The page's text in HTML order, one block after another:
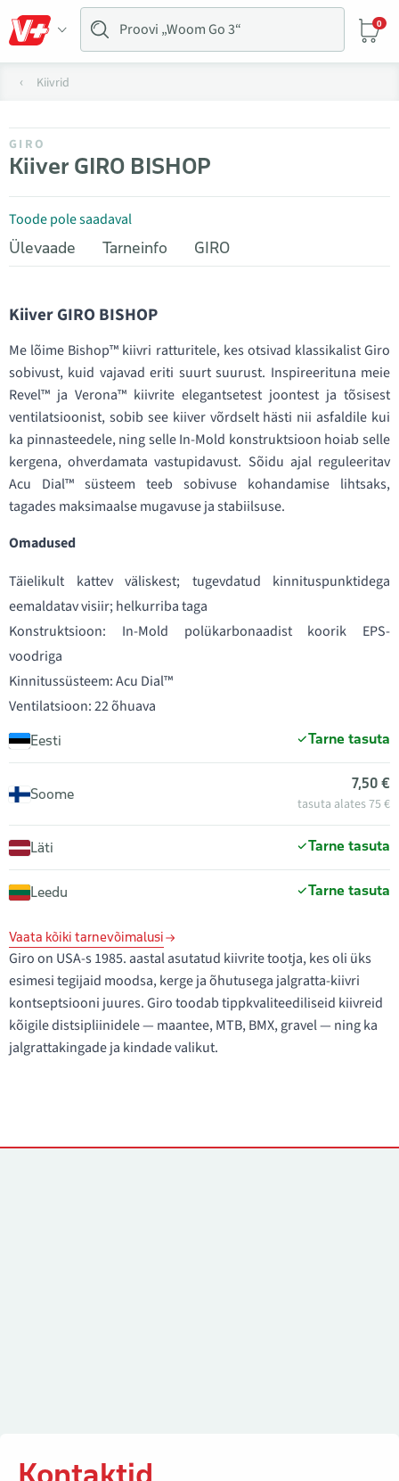
0
Kiivrid
GIRO
Kiiver GIRO BISHOP
Toode pole saadaval
Ülevaade
Tarneinfo GIRO
Kiiver GIRO BISHOP
Me lõime Bishop™ kiivri ratturitele, kes otsivad klassikalist Giro
sobivust, kuid vajavad eriti suurt suurust. Inspireerituna meie
Revel™ ja Verona™ kiivrite elegantsetest joontest ja tõsisest
ventilatsioonist, sobib see kiiver võrdselt hästi nii asfaldile kui
ka pinnasteedele, ning selle In-Mold konstruktsioon hoiab selle
kergena, ohverdamata vastupidavust. Sõidu ajal reguleeritav
Acu Dial™ süsteem teeb sobivuse kohandamise lihtsaks,
tagades maksimaalse mugavuse ja stabiilsuse.
Omadused
Täielikult kattev väliskest; tugevdatud kinnituspunktidega
eemaldatav visiir; helkurriba taga
Konstruktsioon: In-Mold polükarbonaadist koorik EPS-
voodriga
Kinnitussüsteem: Acu Dial™
Ventilatsioon: 22 õhuava
Eesti Tarne tasuta
Soome
7,50 €
tasuta alates 75 €
Läti Tarne tasuta
Leedu Tarne tasuta
Vaata kõiki tarnevõimalusi
Giro on USA-s 1985. aastal asutatud kiivrite tootja, kes oli üks
esimesi tegijaid moodsa, kerge ja õhutusega jalgratta-kiivri
kontseptsiooni juures. Giro toodab tippkvaliteediliseid kiivreid
kõigile distsipliinidele — maantee, MTB, BMX, gravel — ning ka
jalgrattakingade ja kindade valikut.